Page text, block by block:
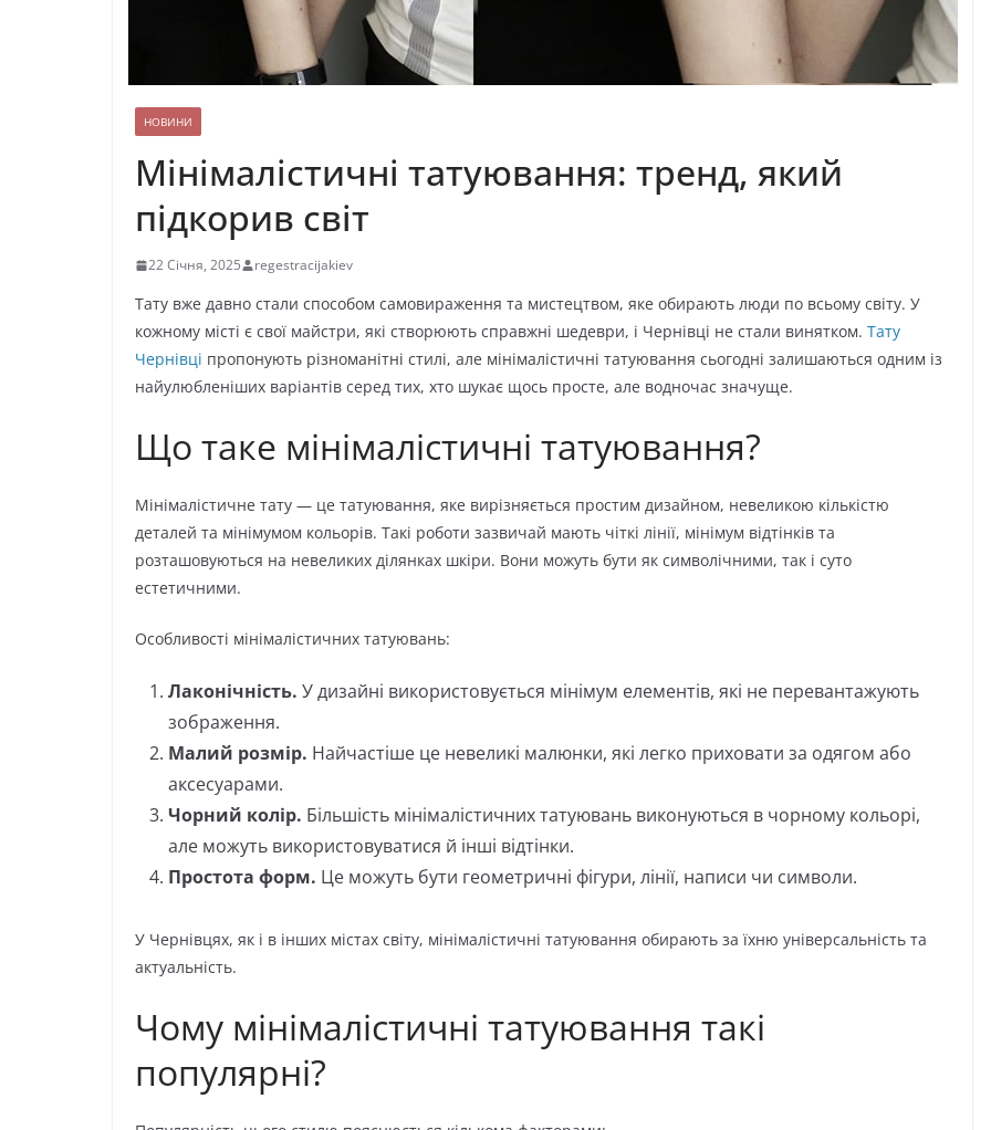
НОВИНИ
Мінімалістичні татуювання: тренд, який
підкорив світ
22 Січня, 2025 regestracijakiev
Тату вже давно стали способом самовираження та мистецтвом, яке обирають люди по всьому світу. У
кожному місті є свої майстри, які створюють справжні шедеври, і Чернівці не стали винятком. Тату
Чернівці пропонують різноманітні стилі, але мінімалістичні татуювання сьогодні залишаються одним із
найулюбленіших варіантів серед тих, хто шукає щось просте, але водночас значуще.
Що таке мінімалістичні татуювання?
Мінімалістичне тату — це татуювання, яке вирізняється простим дизайном, невеликою кількістю
деталей та мінімумом кольорів. Такі роботи зазвичай мають чіткі лінії, мінімум відтінків та
розташовуються на невеликих ділянках шкіри. Вони можуть бути як символічними, так і суто
естетичними.
Особливості мінімалістичних татуювань:
Лаконічність. У дизайні використовується мінімум елементів, які не перевантажують
зображення.
Малий розмір. Найчастіше це невеликі малюнки, які легко приховати за одягом або
аксесуарами.
Чорний колір. Більшість мінімалістичних татуювань виконуються в чорному кольорі,
але можуть використовуватися й інші відтінки.
Простота форм. Це можуть бути геометричні фігури, лінії, написи чи символи.
У Чернівцях, як і в інших містах світу, мінімалістичні татуювання обирають за їхню універсальність та
актуальність.
Чому мінімалістичні татуювання такі
популярні?